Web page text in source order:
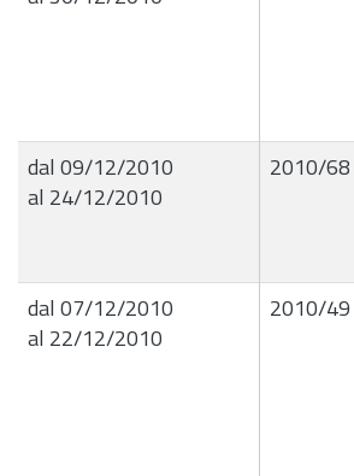
dal 09/12/2010
al 24/12/2010
2010/68
dal 07/12/2010
al 22/12/2010
2010/49